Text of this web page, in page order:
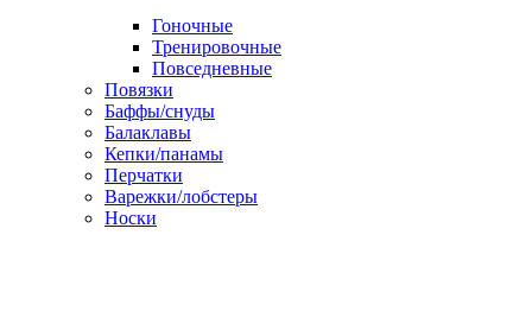
Гоночные
Тренировочные
Повседневные
Повязки
Баффы/снуды
Балаклавы
Кепки/панамы
Перчатки
Варежки/лобстеры
Носки